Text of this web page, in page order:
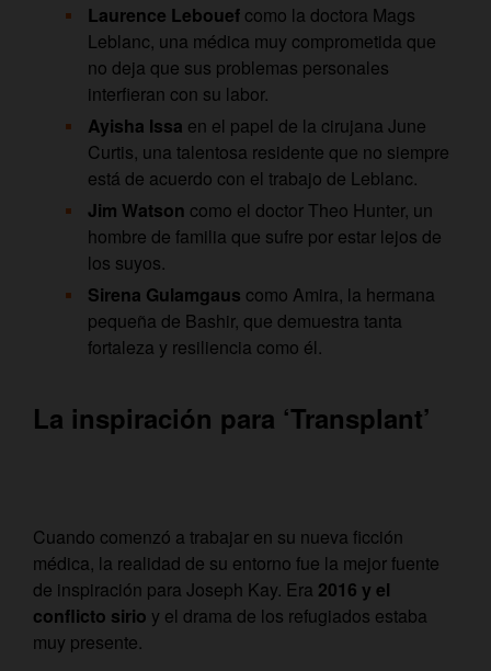
Laurence Lebouef como la doctora Mags
Leblanc, una médica muy comprometida que
no deja que sus problemas personales
interfieran con su labor.
Ayisha Issa en el papel de la cirujana June
Curtis, una talentosa residente que no siempre
está de acuerdo con el trabajo de Leblanc.
Jim Watson como el doctor Theo Hunter, un
hombre de familia que sufre por estar lejos de
los suyos.
Sirena Gulamgaus como Amira, la hermana
pequeña de Bashir, que demuestra tanta
fortaleza y resiliencia como él.
La inspiración para ‘Transplant’
Cuando comenzó a trabajar en su nueva ficción
médica, la realidad de su entorno fue la mejor fuente
de inspiración para Joseph Kay. Era 2016 y el
conflicto sirio y el drama de los refugiados estaba
muy presente.